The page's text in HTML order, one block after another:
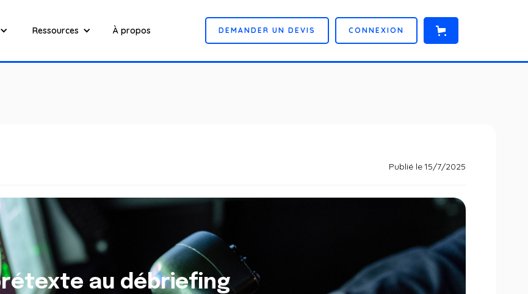
Ressources À propos DE MANDE R UN DE VIS CONNE XION
Publié le15/7/2025
au débriefing